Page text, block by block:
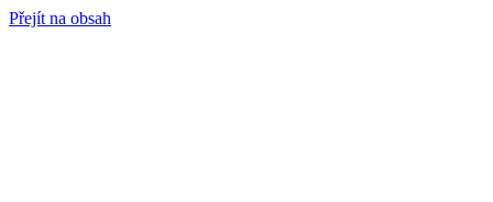
Přejít na obsah